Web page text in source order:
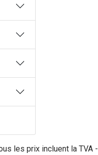
les prix incluent la TVA